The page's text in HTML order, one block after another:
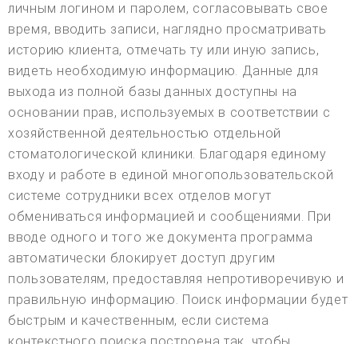
личным логином и паролем, согласовывать свое
время, вводить записи, наглядно просматривать
историю клиента, отмечать ту или иную запись,
видеть необходимую информацию. Данные для
выхода из полной базы данных доступны на
основании прав, используемых в соответствии с
хозяйственной деятельностью отдельной
стоматологической клиники. Благодаря единому
входу и работе в единой многопользовательской
системе сотрудники всех отделов могут
обмениваться информацией и сообщениями. При
вводе одного и того же документа программа
автоматически блокирует доступ другим
пользователям, предоставляя непротиворечивую и
правильную информацию. Поиск информации будет
быстрым и качественным, если система